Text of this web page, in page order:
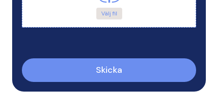
Välj fil
Skicka